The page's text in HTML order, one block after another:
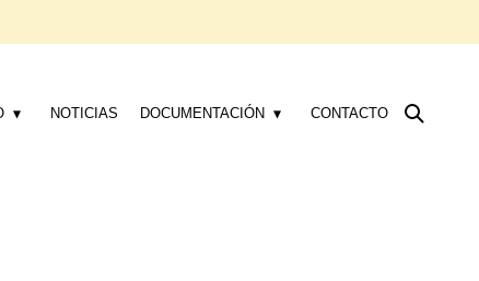
NOTICIAS DOCUMENTACIÓN CONTACTO